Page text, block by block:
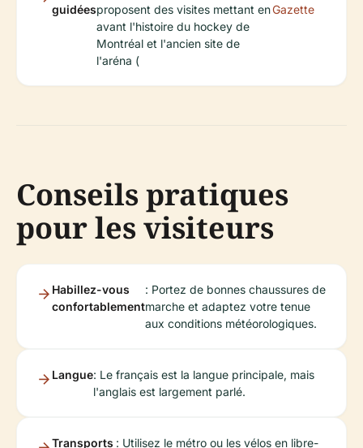
guidéesproposent des visites mettant en
avant l'histoire du hockey de
Montréal et l'ancien site de
l'aréna (
Gazette
Conseils pratiques
pour les visiteurs
Habillez-vous
confortablement
: Portez de bonnes chaussures de
marche et adaptez votre tenue
aux conditions météorologiques.
Langue: Le français est la langue principale, mais
l'anglais est largement parlé.
Transports : Utilisez le métro ou les vélos en libre-